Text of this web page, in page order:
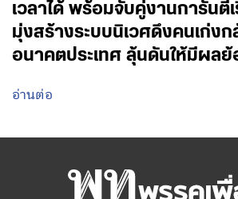
เวลาได้ พร้อมจับคู่งานการันตีเ
มุ่งสร้างระบบนิเวศดึงคนเก่ง
อนาคตประเทศ ลุ้นดันให้มีผล
อ่านต่อ